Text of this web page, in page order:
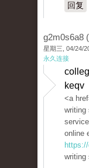
回复
g2m0s6a8
星期三, 04/24/
永久连接
keqv
<a
writing
online
writing